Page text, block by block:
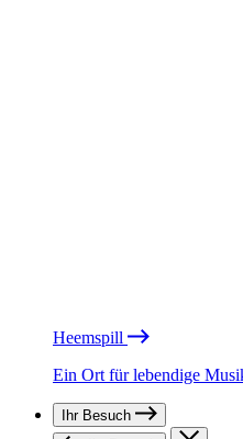
Heemspill
Ein Ort für lebendige
Ihr Besuch